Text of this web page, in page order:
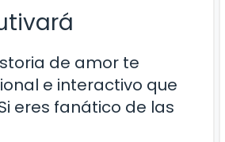
de amor te
e interactivo que
eres fanático de las